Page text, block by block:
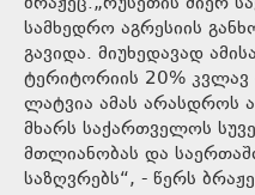
სამხედრო აგრესიის
გავიდა. მიუხედავად
ტერიტორიის 20% კვლავ
ლატვია ამას არასდროს
მხარს საქართველოს
მთლიანობას და
საზღვრებს“, - წერს